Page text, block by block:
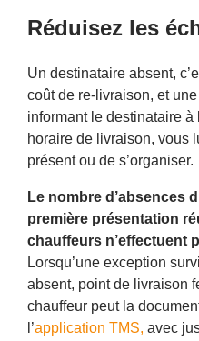
Réduisez les
Un destinataire absent,
coût de re-livraison, et
informant le destinataire à
horaire de livraison, vous
présent ou de s’organiser.
Le nombre d’absences
première présentation
chauffeurs n’effectuent
Lorsqu’une exception
absent, point de livraison
chauffeur peut la
l’application TMS, avec